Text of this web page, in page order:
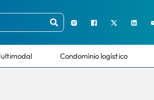
Condomínio logístico